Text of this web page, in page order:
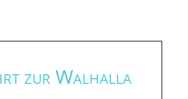
zur Walhalla